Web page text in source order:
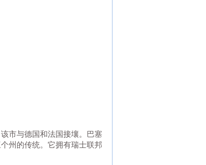
市与德国和法国接壤。巴塞
州的传统。它拥有瑞士联邦